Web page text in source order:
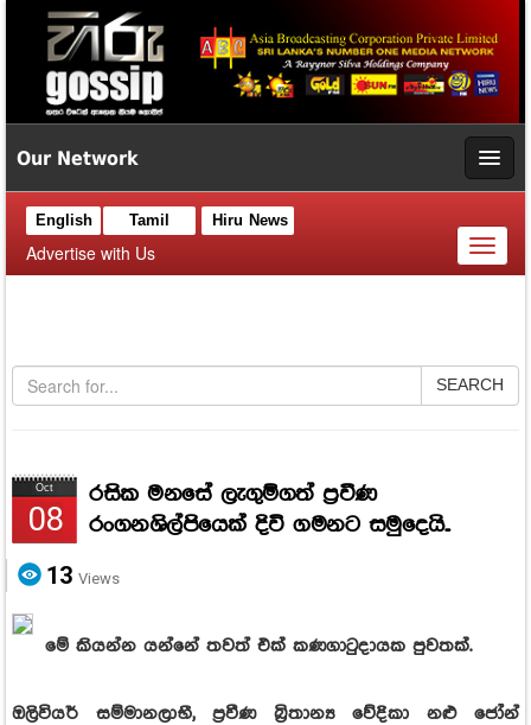
Our Network
English Tamil Hiru News
Advertise with Us
Toggle
SEARCH
Oct
08
රසික මනසේ ලැගුම්ගත් ප්‍රවීණ
රංගනශිල්පියෙක් දිවි ගමනට සමුදෙයි..
13 Views
මේ කියන්න යන්නේ තවත් එක් කණගාටුදායක පුවතක්.
ඔලිවියර් සම්මානලාභී, ප්‍රවීණ බ්‍රිතාන්‍ය වේදිකා නළු ජෝන්